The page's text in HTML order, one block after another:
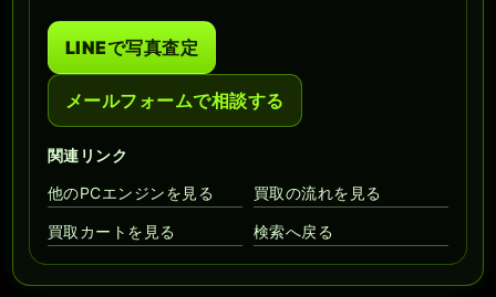
LINEで写真査定
メールフォームで相談する
関連リンク
他のPCエンジンを見る
買取の流れを見る
買取カートを見る 検索へ戻る